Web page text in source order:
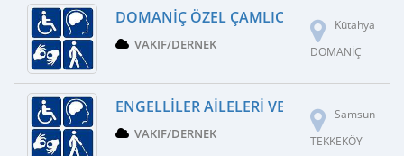
DOMANIÇ ÖZEL ÇAMLICA ÖZEL EĞITIM
VAKIF/DERNEK
Kütahya
DOMANİÇ
ENGELLILER AILELERI VE EĞITIMCILERI
VAKIF/DERNEK
Samsun
TEKKEKÖY